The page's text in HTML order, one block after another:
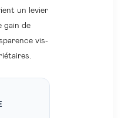
un levier
gain de
vis-